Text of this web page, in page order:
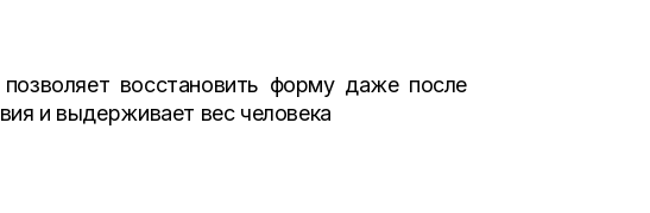
восстановить форму даже после
и выдерживает вес человека